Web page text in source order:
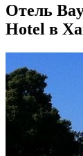
Отель
Hotel в